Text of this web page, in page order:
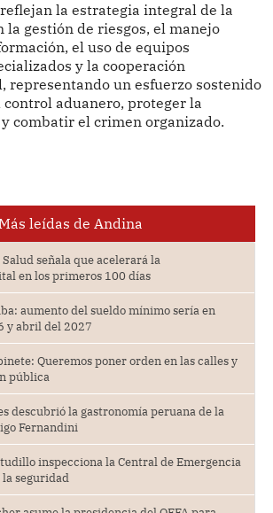
la estrategia integral de la
la gestión de riesgos, el manejo
el uso de equipos
y la cooperación
un esfuerzo sostenido
aduanero, proteger la
combatir el crimen organizado.
leídas de Andina
señala que acelerará la
en los primeros 100 días
aumento del sueldo mínimo sería en
y abril del 2027
Queremos poner orden en las calles y
pública
descubrió la gastronomía peruana de la
Fernandini
inspecciona la Central de Emergencia
seguridad